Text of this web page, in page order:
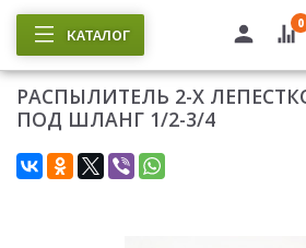
КАТАЛОГ
0
РАСПЫЛИТЕЛЬ 2-Х
ПОД ШЛАНГ 1/2-3/4